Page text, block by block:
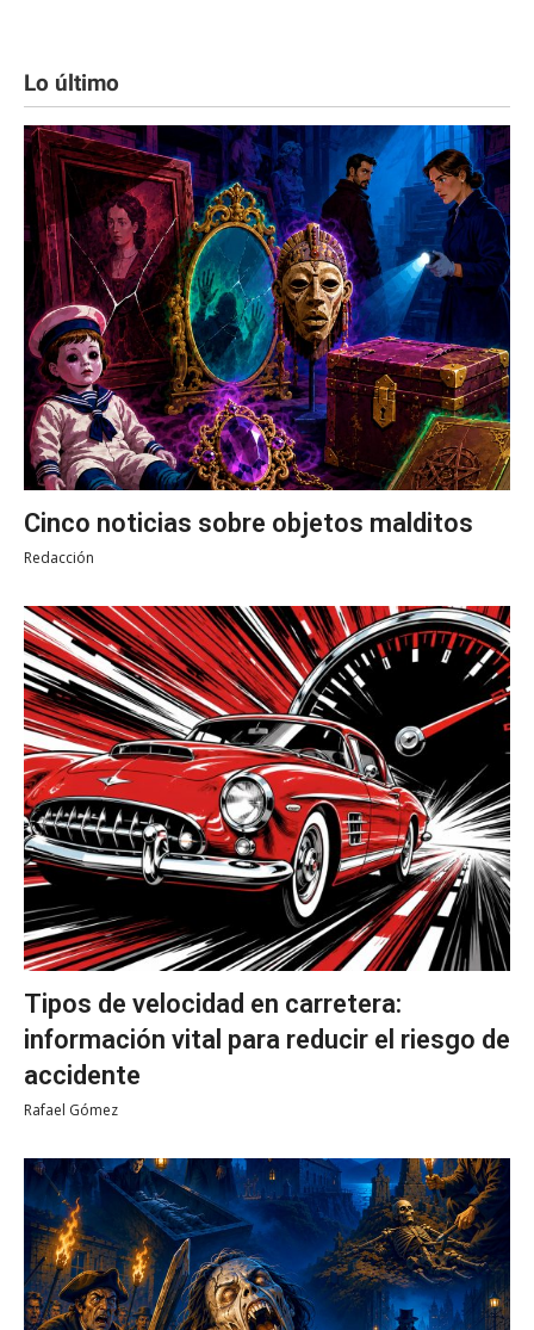
Lo último
Cinco noticias sobre objetos malditos
Redacción
Tipos de velocidad en carretera:
información vital para reducir el riesgo de
accidente
Rafael Gómez